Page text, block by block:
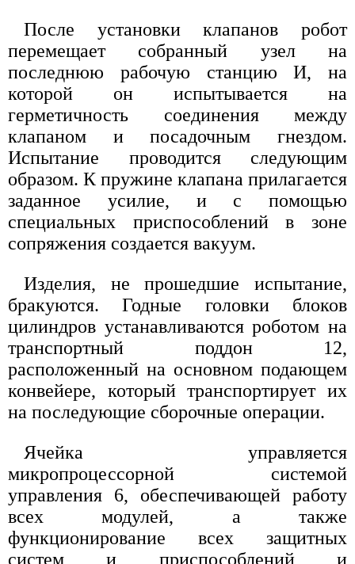
После установки клапанов робот
перемещает собранный узел на
последнюю рабочую станцию И, на
которой он испытывается на
герметичность соединения между
клапаном и посадочным гнездом.
Испытание проводится следующим
образом. К пружине клапана прилагается
заданное усилие, и с помощью
специальных приспособлений в зоне
сопряжения создается вакуум.
Изделия, не прошедшие испытание,
бракуются. Годные головки блоков
цилиндров устанавливаются роботом на
транспортный поддон 12,
расположенный на основном подающем
конвейере, который транспортирует их
на последующие сборочные операции.
Ячейка управляется
микропроцессорной системой
управления 6, обеспечивающей работу
всех модулей, а также
функционирование всех защитных
систем и приспособлений и